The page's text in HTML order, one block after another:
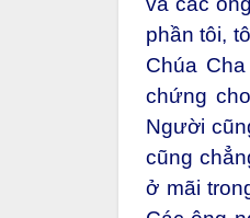
phần tôi,
Chúa
chứng
Người
cũng
ở mãi